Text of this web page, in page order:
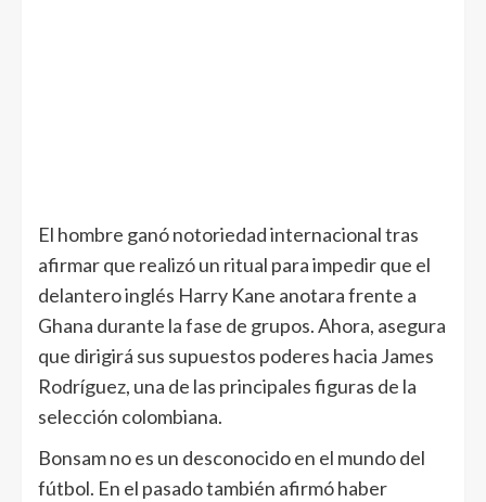
El hombre ganó notoriedad internacional tras
afirmar que realizó un ritual para impedir que el
delantero inglés Harry Kane anotara frente a
Ghana durante la fase de grupos. Ahora, asegura
que dirigirá sus supuestos poderes hacia James
Rodríguez, una de las principales figuras de la
selección colombiana.
Bonsam no es un desconocido en el mundo del
fútbol. En el pasado también afirmó haber